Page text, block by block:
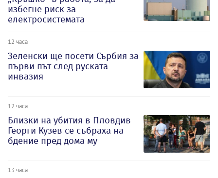
избегне риск за
електросистемата
12 часа
Зеленски ще посети Сърбия за
първи път след руската
инвазия
12 часа
Близки на убития в Пловдив
Георги Кузев се събраха на
бдение пред дома му
13 часа